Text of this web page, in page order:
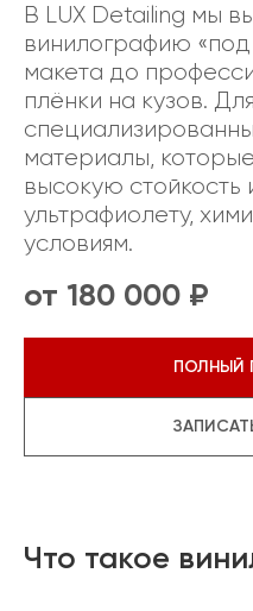
В LUX Detailing мы
винилографию
макета до
плёнки на кузов.
материалы,
высокую стойкость
ультрафиолету,
условиям.
от 180 000 ₽
ПОЛНЫЙ
Что такое